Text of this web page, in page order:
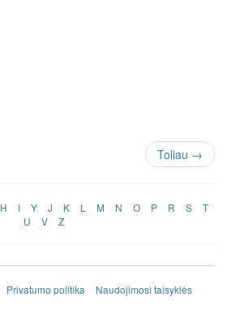
Toliau →
H I Y J K L M N O P R S
T
U
V Z
Privatumo politika
Naudojimosi taisyklės